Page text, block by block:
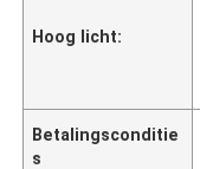
Hoog licht:
Betalingsconditie
s